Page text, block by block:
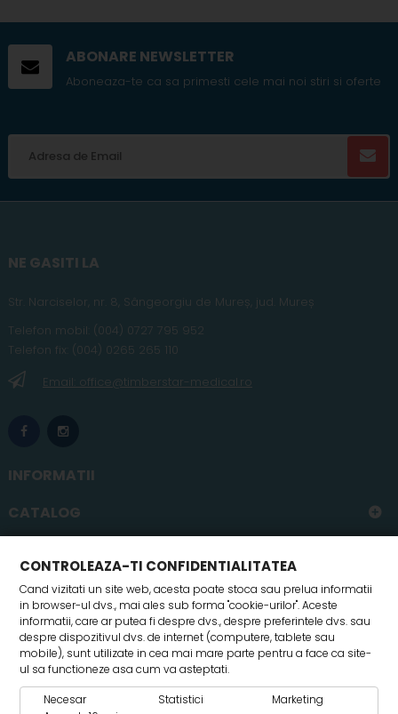
ABONARE NEWSLETTER
Aboneaza-te ca sa primesti cele mai noi stiri si oferte
NE GASITI LA
Str. Narciselor, nr. 8, Sângeorgiu de Mureș jud . Mureș
Telefon mobil (004) 0727 795 952
Telefon fix: (004) 0265 265 110
Email: office@timberstar-medical.ro
INFORMATII
CATALOG
© 2017 Timberstar SRL- Toate drepturile rezervate
CONTROLEAZA-TI CONFIDENTIALITATEA
Cand vizitati un site web, acesta poate stoca sau prelua informatii
in browser-ul dvs., mai ales sub forma "cookie-urilor". Aceste
informatii, care ar putea fi despre dvs., despre preferintele dvs. sau
despre dispozitivul dvs. de internet (computere, tablete sau
mobile), sunt utilizate in cea mai mare parte pentru a face ca site-
ul sa functioneze asa cum va asteptati.
Necesar
Statistici
Marketing